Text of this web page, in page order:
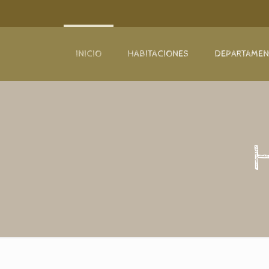
INICIO HABITACIONES